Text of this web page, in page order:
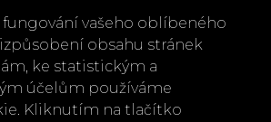
fungování vašeho oblíbeného
obsahu stránek
ke statistickým a
účelům používáme
Kliknutím na tlačítko